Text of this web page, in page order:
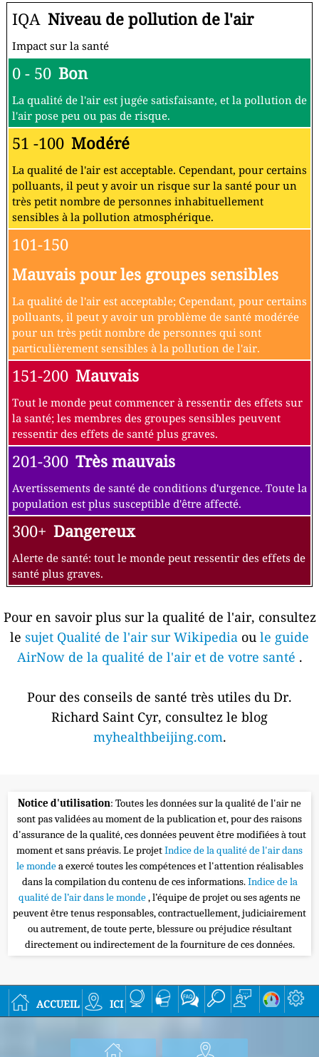
IQA Niveau de pollution de l'air
Impact sur la santé
0 - 50 Bon
La qualité de l'air est jugée satisfaisante, et la pollution de
l'air pose peu ou pas de risque.
51 -100 Modéré
La qualité de l'air est acceptable. Cependant, pour certains
polluants, il peut y avoir un risque sur la santé pour un
très petit nombre de personnes inhabituellement
sensibles à la pollution atmosphérique.
101-150
Mauvais pour les groupes sensibles
La qualité de l'air est acceptable; Cependant, pour certains
polluants, il peut y avoir un problème de santé modérée
pour un très petit nombre de personnes qui sont
particulièrement sensibles à la pollution de l'air.
151-200 Mauvais
Tout le monde peut commencer à ressentir des effets sur
la santé; les membres des groupes sensibles peuvent
ressentir des effets de santé plus graves.
201-300 Très mauvais
Avertissements de santé de conditions d'urgence. Toute la
population est plus susceptible d'être affecté.
300+ Dangereux
Alerte de santé: tout le monde peut ressentir des effets de
santé plus graves.
Pour en savoir plus sur la qualité de l'air, consultez
le sujet Qualité de l'air sur Wikipedia ou le guide
AirNow de la qualité de l'air et de votre santé .
Pour des conseils de santé très utiles du Dr.
Richard Saint Cyr, consultez le blog
myhealthbeijing.com.
Notice d'utilisation: Toutes les données sur la qualité de l'air ne
sont pas validées au moment de la publication et, pour des raisons
d'assurance de la qualité, ces données peuvent être modifiées à tout
moment et sans préavis. Le projetIndice de la qualité de l'air dans
le mondea exercé toutes les compétences et l'attention réalisables
dans la compilation du contenu de ces informations.Indice de la
qualité de l’air dans le monde, l’équipe de projet ou ses agents ne
peuvent être tenus responsables, contractuellement, judiciairement
ou autrement, de toute perte, blessure ou préjudice résultant
directement ou indirectement de la fourniture de ces données.
accueil ici